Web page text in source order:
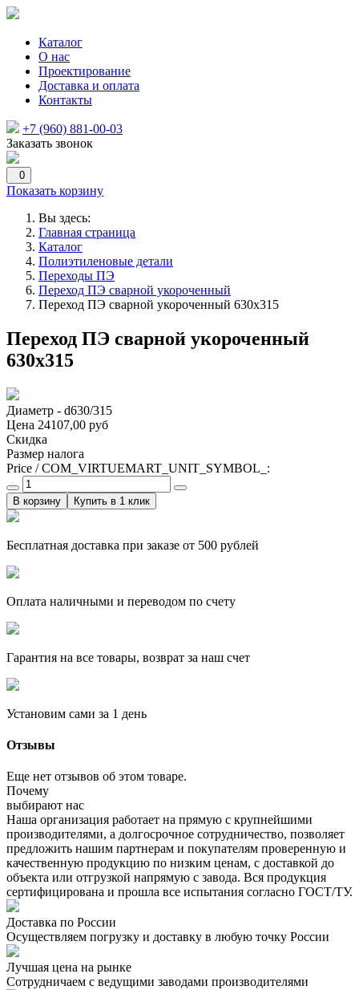
Каталог
О нас
Проектирование
Доставка и оплата
Контакты
+7 (960) 881-00-03
Заказать звонок
0
Показать корзину
Вы здесь:
Главная страница
Каталог
Полиэтиленовые детали
Переходы ПЭ
Переход ПЭ сварной укороченный
Переход ПЭ сварной укороченный 630х315
Переход ПЭ сварной укороченный
630х315
Диаметр - d630/315
Цена 24107,00 руб
Скидка
Размер налога
Price / COM_VIRTUEMART_UNIT_SYMBOL_:
Купить в 1 клик
Бесплатная доставка при заказе от 500 рублей
Оплата наличными и переводом по счету
Гарантия на все товары, возврат за наш счет
Установим сами за 1 день
Отзывы
Еще нет отзывов об этом товаре.
Почему
выбирают нас
Наша организация работает на прямую с крупнейшими
производителями, а долгосрочное сотрудничество, позволяет
предложить нашим партнерам и покупателям проверенную и
качественную продукцию по низким ценам, с доставкой до
объекта или отгрузкой напрямую с завода. Вся продукция
сертифицирована и прошла все испытания согласно ГОСТ/ТУ.
Доставка по России
Осуществляем погрузку и доставку в любую точку России
Лучшая цена на рынке
Сотрудничаем с ведущими заводами производителями